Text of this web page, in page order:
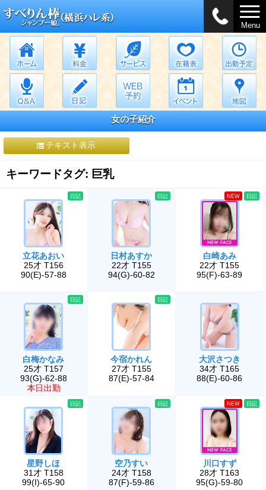
Menu
女の子紹介
テキスト表示
キーワードタグ: 巨乳
立花あおい
25才 T156
90(E)-57-88
日記
日村あすか
22才 T155
94(G)-60-82
日記
白崎あみ
22才 T155
95(F)-63-89
NEW 日記
白梅かなみ
25才 T157
93(G)-62-88
本日出勤
日記
今宿かれん
27才 T155
87(E)-57-84
日記
大沢さつき
34才 T165
88(E)-60-86
星野しほ
31才 T158
99(I)-65-90
日記
空乃すい
24才 T158
87(F)-59-86
日記
川口すず
28才 T163
95(G)-59-80
NEW 日記